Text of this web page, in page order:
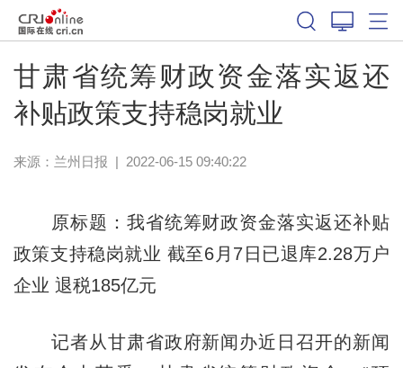
甘肃省统筹财政资金落实返还
补贴政策支持稳岗就业
来源： 兰州日报 | 2022-06-15 09:40:22
原标题：我省统筹财政资金落实返还补贴
政策支持稳岗就业 截至6月7日已退库2.28万户
企业 退税185亿元
记者从甘肃省政府新闻办近日召开的新闻